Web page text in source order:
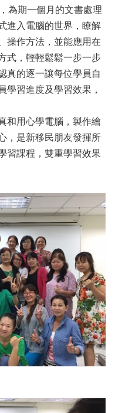
為期一個月的文書處理
進入電腦的世界，瞭解
操作方法，並能應用在
式，輕輕鬆鬆一步一步
真的逐一讓每位學員自
學習進度及學習效果，
和用心學電腦，製作繪
，是新移民朋友發揮所
習課程，雙重學習效果